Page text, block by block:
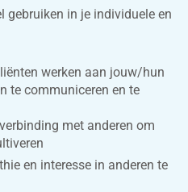
gebruiken in je individuele en
werken aan jouw/hun
te communiceren en te
met anderen om
en interesse in anderen te